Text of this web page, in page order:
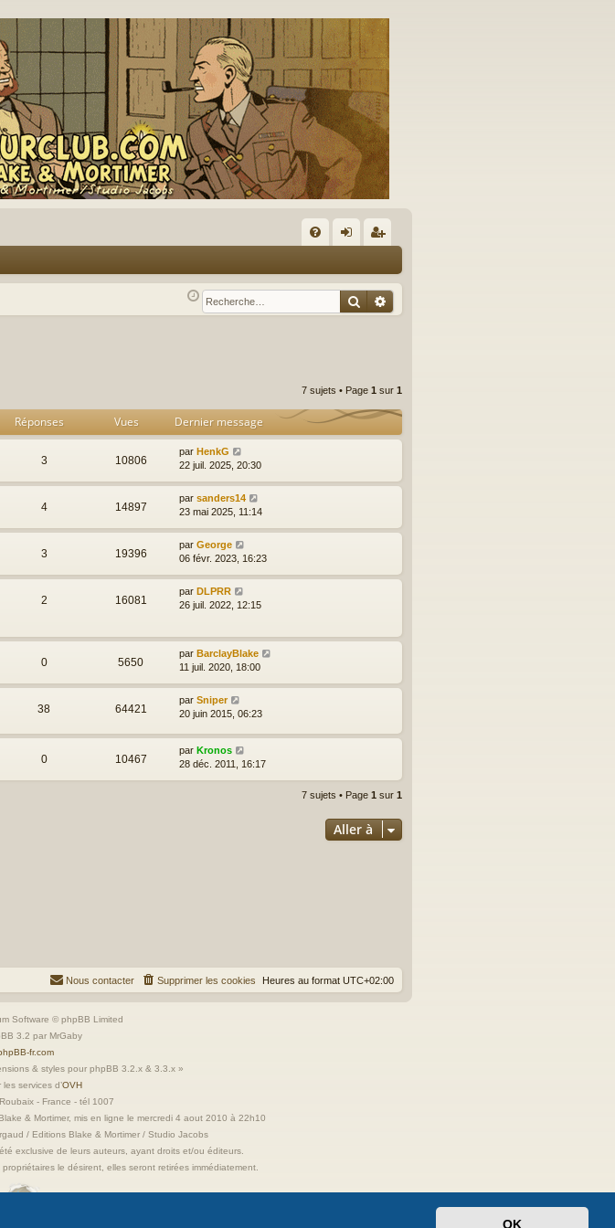
OK
Q ne
xi
nr
eg
r
Rechercher
Recherche avancée
7 sujets • Page 1 sur 1
Réponses Vues Dernier message
3 10806
par HenkG
22 juil. 2025, 20:30
4 14897
par sanders14
23 mai 2025, 11:14
3 19396
par George
06 févr. 2023, 16:23
2 16081
par DLPRR
26 juil. 2022, 12:15
0 5650
par BarclayBlake
11 juil. 2020, 18:00
38 64421
par Sniper
20 juin 2015, 06:23
0 10467
par Kronos
28 déc. 2011, 16:17
7 sujets • Page 1 sur 1
Aller à
Heures au format UTC+02:00
Supprimer les cookies
Nous contacter
Software © phpBB Limited
3.2 par MrGaby
fr.com
& styles pour phpBB 3.2.x & 3.3.x »
services d’OVH
- France - tél 1007
& Mortimer, mis en ligne le mercredi 4 aout 2010 à 22h10
/ Editions Blake & Mortimer / Studio Jacobs
exclusive de leurs auteurs, ayant droits et/ou éditeurs.
le désirent, elles seront retirées immédiatement.